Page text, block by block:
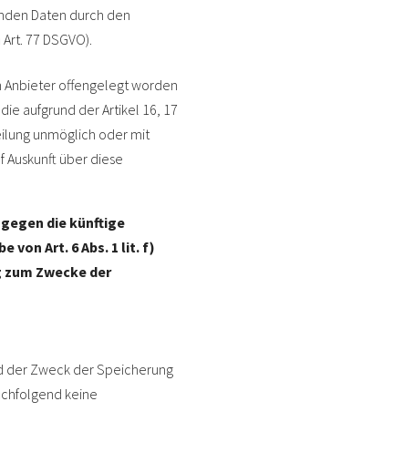
Daten durch den
77 DSGVO).
Anbieter offengelegt worden
aufgrund der Artikel 16, 17
unmöglich oder mit
Auskunft über diese
gegen die künftige
von Art. 6 Abs. 1 lit. f)
Zwecke der
der Zweck der Speicherung
keine